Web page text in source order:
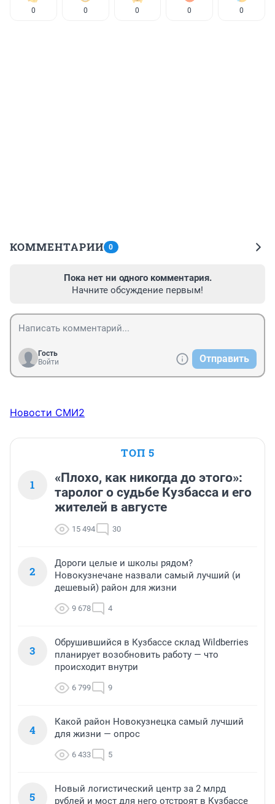
0 0 0 0 0
КОММЕНТАРИИ 0
Пока нет ни одного комментария.
Начните обсуждение первым!
Гость
Войти
Отправить
Новости СМИ2
ТОП 5
1
«Плохо, как никогда до этого»:
таролог о судьбе Кузбасса и его
жителей в августе
15 494 30
2
Дороги целые и школы рядом?
Новокузнечане назвали самый лучший (и
дешевый) район для жизни
9 678 4
3
Обрушившийся в Кузбассе склад Wildberries
планирует возобновить работу — что
происходит внутри
6 799 9
4
Какой район Новокузнецка самый лучший
для жизни — опрос
6 433 5
5
Новый логистический центр за 2 млрд
рублей и мост для него отстроят в Кузбассе